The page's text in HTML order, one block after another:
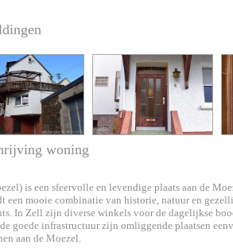
woning
is een sfeervolle en levendige plaats aan de
een mooie combinatie van historie, natuur en
In Zell zijn diverse winkels voor de dagelijkse
goede infrastructuur zijn omliggende plaatsen
aan de Moezel.